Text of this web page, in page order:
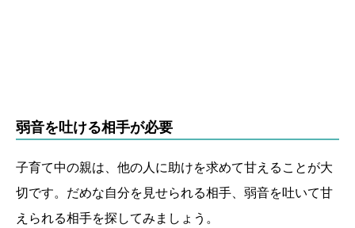
弱音を吐ける相手が必要
子育て中の親は、他の人に助けを求めて甘えることが大
切です。だめな自分を見せられる相手、弱音を吐いて甘
えられる相手を探してみましょう。